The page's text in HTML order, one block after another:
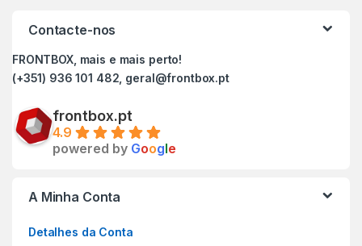
Contacte-nos
FRONTBOX, mais e mais perto!
(+351) 936 101 482, geral@frontbox.pt
frontbox.pt
4.9
powered by Google
A Minha Conta
Detalhes da Conta